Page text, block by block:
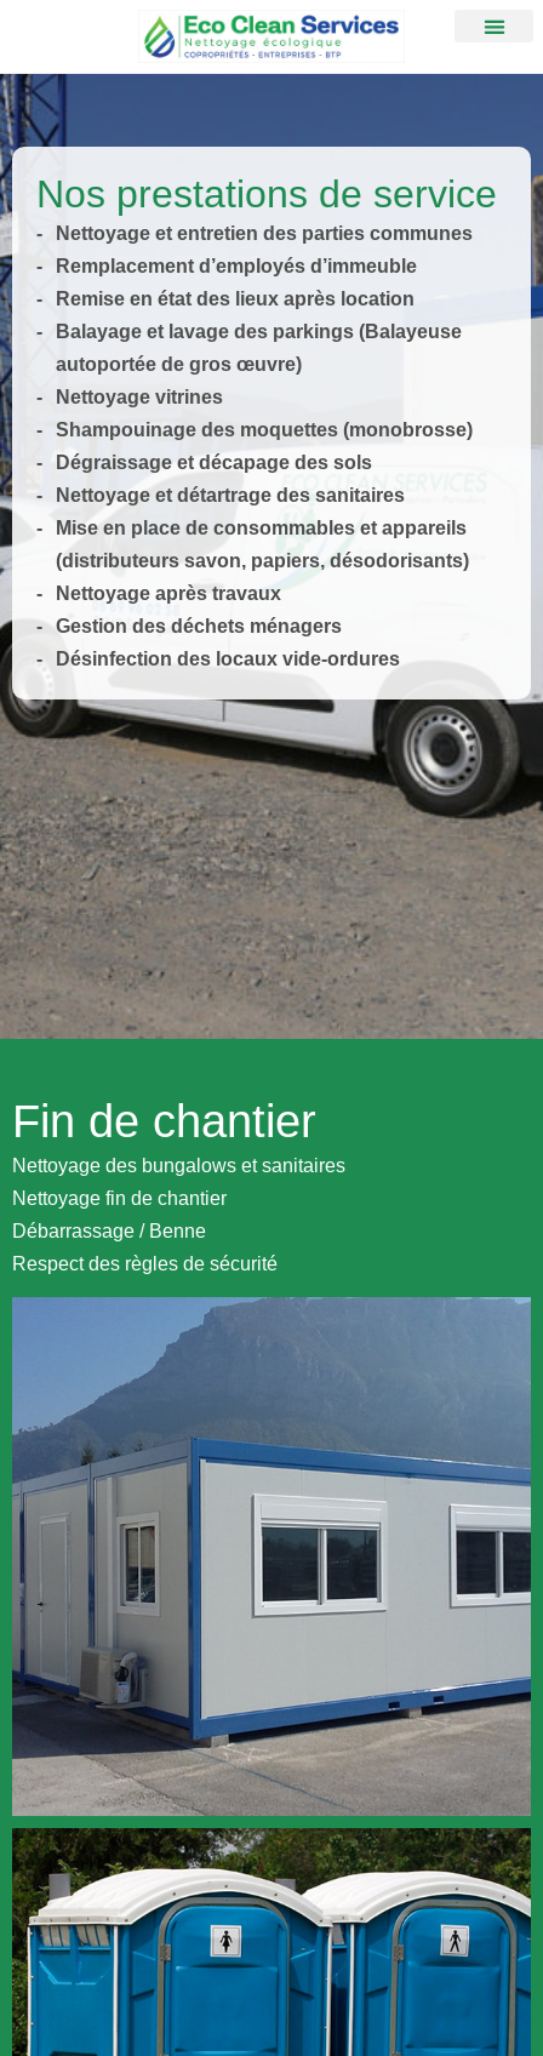
Nos prestations de service
Nettoyage et entretien des parties communes
Remplacement d’employés d’immeuble
Remise en état des lieux après location
Balayage et lavage des parkings (Balayeuse
autoportée de gros œuvre)
Nettoyage vitrines​
Shampouinage des moquettes (monobrosse)
Dégraissage et décapage des sols
​Nettoyage et détartrage des sanitaires
Mise en place de consommables et appareils
(distributeurs savon, papiers, désodorisants)
Nettoyage après travaux
Gestion des déchets ménagers
Désinfection des locaux vide-ordures
Fin de chantier
Nettoyage des bungalows et sanitaires
Nettoyage fin de chantier
Débarrassage / Benne
Respect des règles de sécurité